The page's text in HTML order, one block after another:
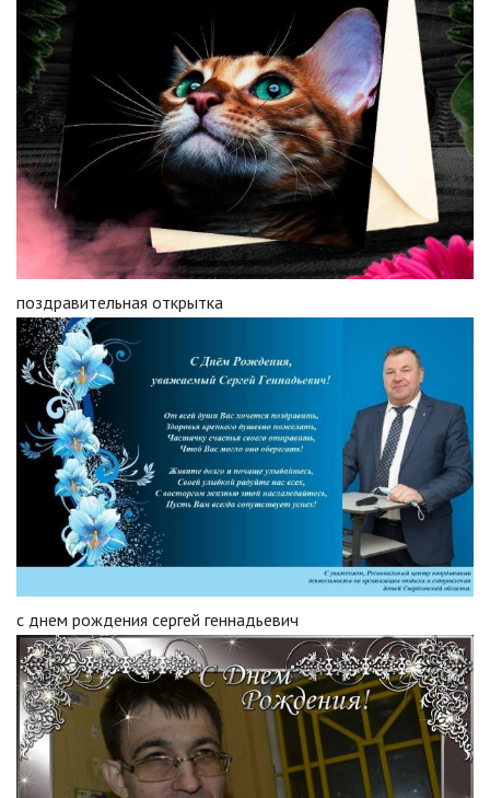
поздравительная открытка
с днем рождения сергей геннадьевич